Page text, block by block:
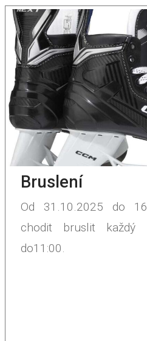
Bruslení
Od 31.10.2025 do
chodit bruslit každý
do11:00.